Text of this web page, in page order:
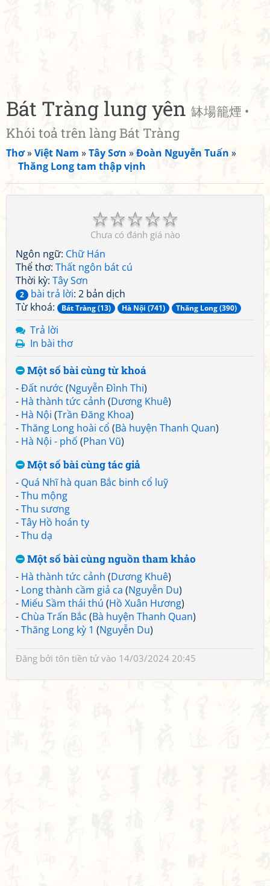
Bát Tràng lung yên 缽場籠煙 •
Khói toả trên làng Bát Tràng
Thơ»Việt Nam »Tây Sơn »Đoàn Nguyễn Tuấn »
Thăng Long tam thập vịnh
☆
☆
☆
☆
☆
Chưa có đánh giá nào
Ngôn ngữ: Chữ Hán
Thể thơ: Thất ngôn bát cú
Thời kỳ: Tây Sơn
2 bài trả lời: 2 bản dịch
Từ khoá:
Bát Tràng (13) Hà Nội (741) Thăng Long (390)
Trả lời
In bài thơ
Một số bài cùng từ khoá
-Đất nước (Nguyễn Đình Thi)
- Hà thành tức cảnh (Dương Khuê)
- Hà Nội (Trần Đăng Khoa)
-Thăng Long hoài cổ (Bà huyện Thanh Quan)
- Hà Nội - phố (Phan Vũ)
Một số bài cùng tác giả
- Quá Nhĩ hà quan Bắc binh cổ luỹ
-Thu mộng
-Thu sương
-Tây Hồ hoán ty
-Thu dạ
Một số bài cùng nguồn tham khảo
- Hà thành tức cảnh (Dương Khuê)
- Long thành cầm giả ca (Nguyễn Du)
- Miếu Sầm thái thú (Hồ Xuân Hương)
- Chùa Trấn Bắc (Bà huyện Thanh Quan)
-Thăng Long kỳ 1 (Nguyễn Du)
Đăng bởi tôn tiền tửvào 14/03/2024 20:45